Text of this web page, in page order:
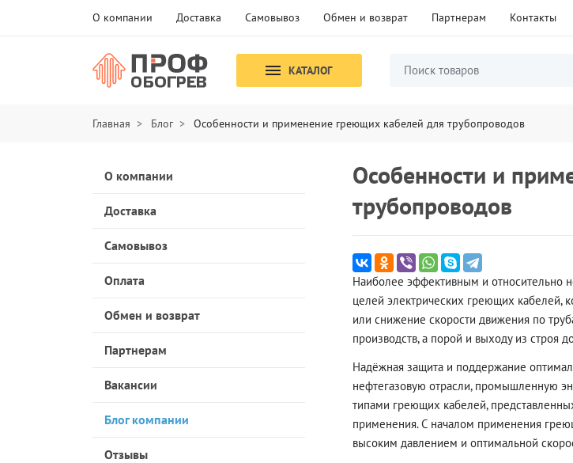
О компании Доставка Самовывоз Обмен и возврат Партнерам Контакты
КАТАЛОГ
Главная Блог Особенности и применение греющих кабелей для трубопроводов
О компании
Доставка
Самовывоз
Оплата
Обмен и возврат
Партнерам
Вакансии
Блог компании
Отзывы
Особенности и
трубопроводов
Наиболее эффективным и относительно
целей электрических греющих кабелей,
или снижение скорости движения по
производств, а порой и выходу из строя
Надёжная защита и поддержание
нефтегазовую отрасли, промышленную
типами греющих кабелей,
применения. С началом применения
высоким давлением и оптимальной